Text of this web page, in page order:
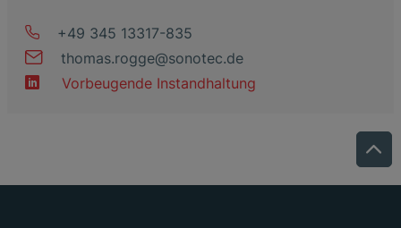
+49 345 13317-835
thomas.rogge@sonotec.de
Vorbeugende Instandhaltung